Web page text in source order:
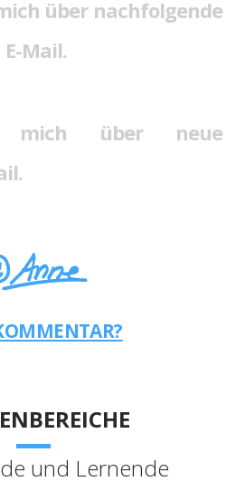
über nachfolgende
Mail.
mich über neue
und Lernende